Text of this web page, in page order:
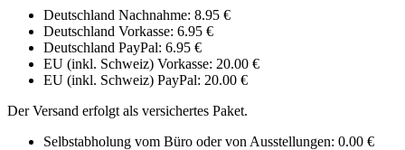
Deutschland Nachnahme: 8.95 €
Deutschland Vorkasse: 6.95 €
Deutschland PayPal: 6.95 €
EU (inkl. Schweiz) Vorkasse: 20.00 €
EU (inkl. Schweiz) PayPal: 20.00 €
Der Versand erfolgt als versichertes Paket.
Selbstabholung vom Büro oder von Ausstellungen: 0.00 €